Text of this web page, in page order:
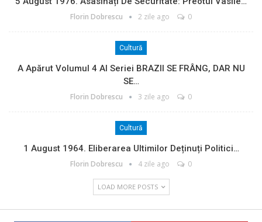
Florin Dobrescu 2 zile ago 0
Cultură
A Apărut Volumul 4 Al Seriei BRAZII SE FRÂNG, DAR NU
SE…
Florin Dobrescu 3 zile ago 0
Cultură
1 August 1964. Eliberarea Ultimilor Deținuți Politici…
Florin Dobrescu 4 zile ago 0
LOAD MORE POSTS